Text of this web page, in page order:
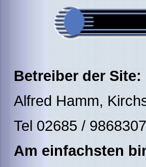
Betreiber der Site:
Alfred Hamm,
Tel 02685 /
Am einfachsten